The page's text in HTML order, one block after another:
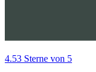
4.53 Sterne von 5